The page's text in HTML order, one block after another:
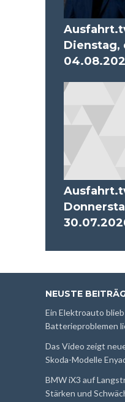
Dienstag,
NEUSTE
Ein Elektroauto
Batterieproblemen
Das Video zeigt
Skoda-Modelle
BMW iX3 auf
Stärken und